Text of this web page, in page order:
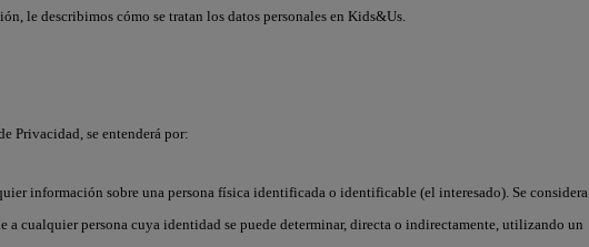
le describimos cómo se tratan los datos personales en Kids&Us.
Privacidad, se entenderá por:
información sobre una persona física identificada o identificable (el interesado). Se considera
a cualquier persona cuya identidad se puede determinar, directa o indirectamente, utilizando un